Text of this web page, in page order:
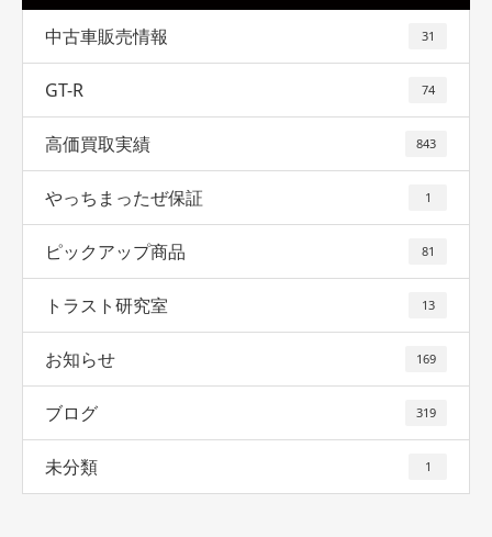
中古車販売情報 31
GT-R 74
高価買取実績 843
やっちまったぜ保証 1
ピックアップ商品 81
トラスト研究室 13
お知らせ 169
ブログ 319
未分類 1